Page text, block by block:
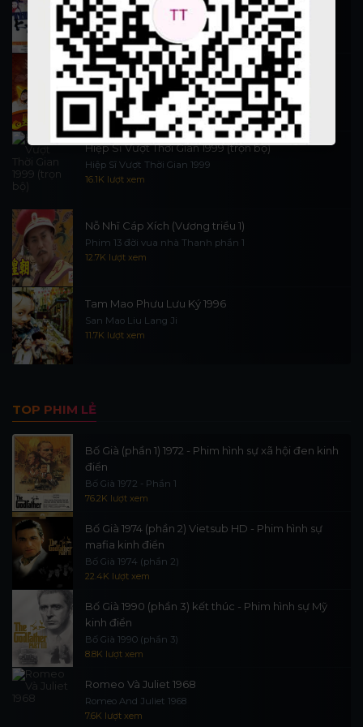
施公奇案 1997
90K lượt xem
Thần Tài Đến 1999
Thần Tài Truyền Kỳ 1999
16.5K lượt xem
Hiệp Sĩ Vượt Thời Gian 1999 (trọn bộ)
Hiệp Sĩ Vượt Thời Gian 1999
16.1K lượt xem
Nỗ Nhĩ Cáp Xích (Vương triều 1)
Phim 13 đời vua nhà Thanh phần 1
12.7K lượt xem
Tam Mao Phưu Lưu Ký 1996
San Mao Liu Lang Ji
11.7K lượt xem
TOP PHIM LẺ
Bố Già (phần 1) 1972 - Phim hình sự xã hội đen kinh
điển
Bố Già 1972 - Phần 1
76.2K lượt xem
Bố Già 1974 (phần 2) Vietsub HD - Phim hình sự
mafia kinh điển
Bố Già 1974 (phần 2)
22.4K lượt xem
Bố Già 1990 (phần 3) kết thúc - Phim hình sự Mỹ
kinh điển
Bố Già 1990 (phần 3)
8.8K lượt xem
Romeo Và Juliet 1968
Romeo And Juliet 1968
7.6K lượt xem